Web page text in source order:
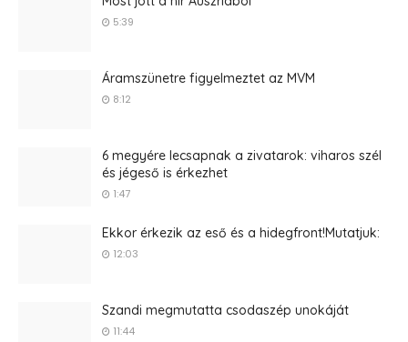
5:39
Áramszünetre figyelmeztet az MVM
8:12
6 megyére lecsapnak a zivatarok: viharos szél
és jégeső is érkezhet
1:47
Ekkor érkezik az eső és a hidegfront!Mutatjuk:
12:03
Szandi megmutatta csodaszép unokáját
11:44